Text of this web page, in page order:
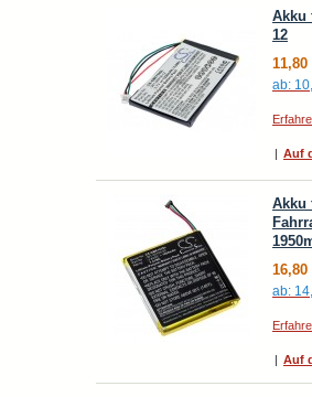
Akku
12
11,80
ab:
| Auf
Akku
16,80
ab:
| Auf